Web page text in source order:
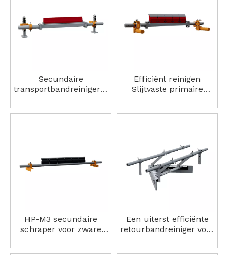
Secundaire
transportbandreiniger –
spanning, efficiënt
Efficiënt reinigen
Slijtvaste primaire
HP-M3 secundaire
schraper voor zware
hechting en efficiëntie.
Een uiterst efficiënte
retourbandreiniger voor
R1L